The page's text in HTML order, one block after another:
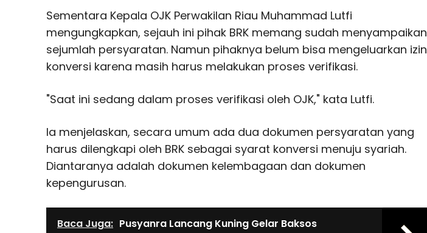
Sementara Kepala OJK Perwakilan Riau Muhammad Lutfi
mengungkapkan, sejauh ini pihak BRK memang sudah menyampaikan
sejumlah persyaratan. Namun pihaknya belum bisa mengeluarkan izin
konversi karena masih harus melakukan proses verifikasi.
"Saat ini sedang dalam proses verifikasi oleh OJK," kata Lutfi.
Ia menjelaskan, secara umum ada dua dokumen persyaratan yang
harus dilengkapi oleh BRK sebagai syarat konversi menuju syariah.
Diantaranya adalah dokumen kelembagaan dan dokumen
kepengurusan.
Baca Juga: Pusyanra Lancang Kuning Gelar Baksos